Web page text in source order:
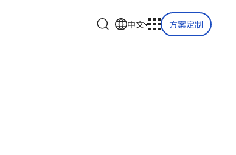
中文 方案定制